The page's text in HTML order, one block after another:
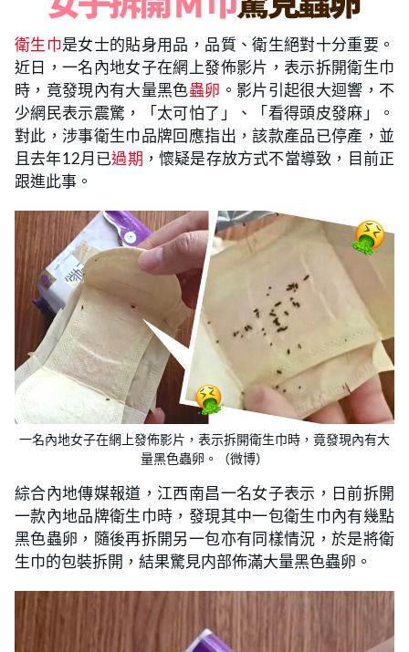
衛生巾是女士的貼身用品，品質、衛生絕對十分重要。
近日，一名內地女子在網上發佈影片，表示拆開衛生巾
時，竟發現內有大量黑色蟲卵 。影片引起很大迴響，不
少網民表示震驚，「太可怕了」、「看得頭皮發麻」。
對此，涉事衛生巾品牌回應指出，該款產品已停產，並
且去年12月已過期 ，懷疑是存放方式不當導致，目前正
跟進此事。
一名內地女子在網上發佈影片，表示拆開衛生巾時，竟發現內有大
量黑色蟲卵。（微博）
綜合內地傳媒報道，江西南昌一名女子表示，日前拆開
一款內地品牌衛生巾時，發現其中一包衛生巾內有幾點
黑色蟲卵，隨後再拆開另一包亦有同樣情況，於是將衛
生巾的包裝拆開，結果驚見内部佈滿大量黑色蟲卵。